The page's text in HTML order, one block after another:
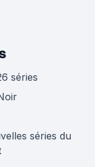
séries
séries du